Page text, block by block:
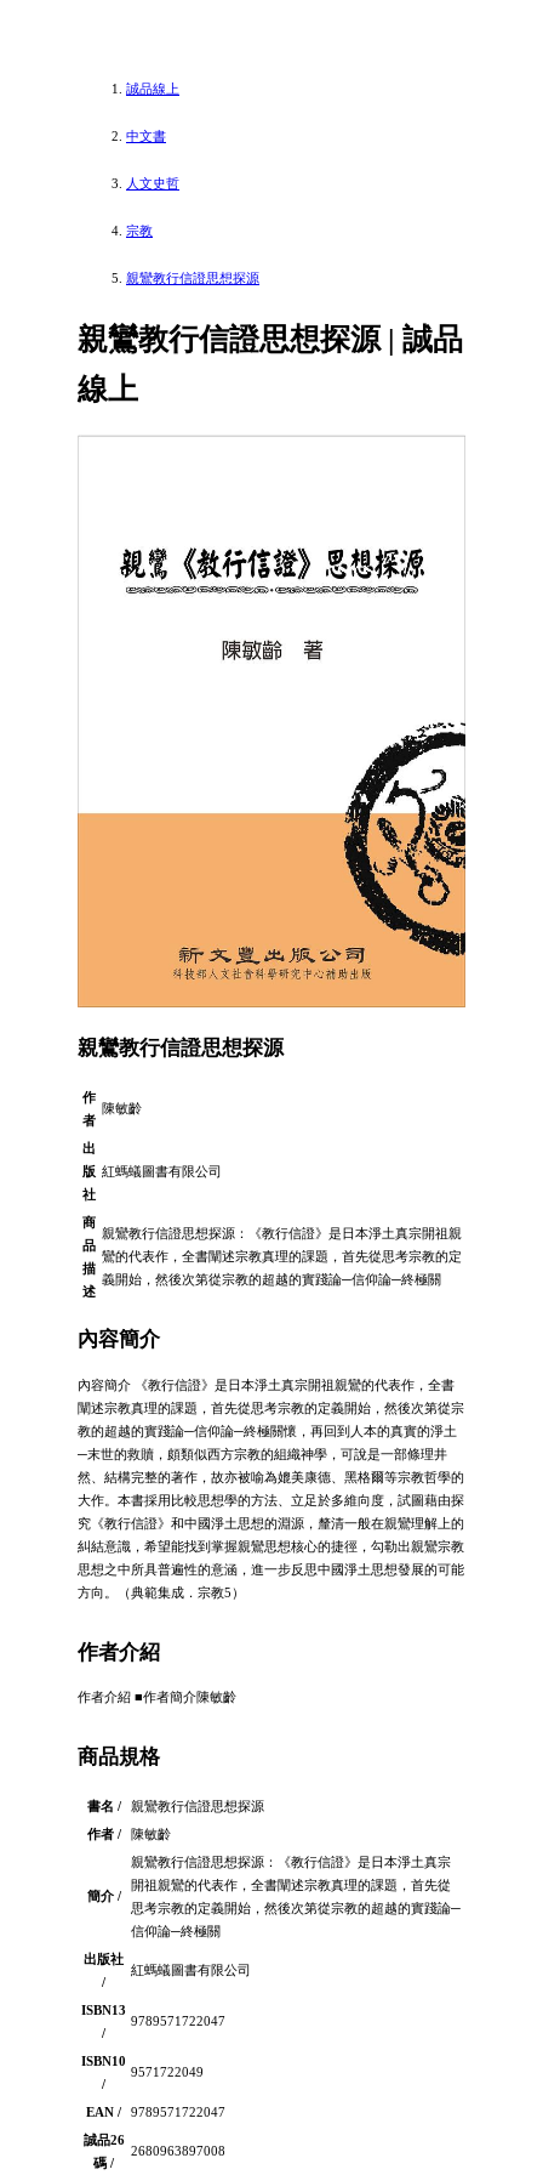
誠品線上
中文書
人文史哲
宗教
親鸞教行信證思想探源
親鸞教行信證思想探源 | 誠品
線上
親鸞教行信證思想探源
作
者
陳敏齡
出
版
社
紅螞蟻圖書有限公司
商
品
描
述
親鸞教行信證思想探源：《教行信證》是日本淨土真宗開祖親
鸞的代表作，全書闡述宗教真理的課題，首先從思考宗教的定
義開始，然後次第從宗教的超越的實踐論─信仰論─終極關
內容簡介
內容簡介 《教行信證》是日本淨土真宗開祖親鸞的代表作，全書
闡述宗教真理的課題，首先從思考宗教的定義開始，然後次第從宗
教的超越的實踐論─信仰論─終極關懷，再回到人本的真實的淨土
─末世的救贖，頗類似西方宗教的組織神學，可說是一部條理井
然、結構完整的著作，故亦被喻為媲美康德、黑格爾等宗教哲學的
大作。本書採用比較思想學的方法、立足於多維向度，試圖藉由探
究《教行信證》和中國淨土思想的淵源，釐清一般在親鸞理解上的
糾結意識，希望能找到掌握親鸞思想核心的捷徑，勾勒出親鸞宗教
思想之中所具普遍性的意涵，進一步反思中國淨土思想發展的可能
方向。（典範集成．宗教5）
作者介紹
作者介紹 ■作者簡介陳敏齡
商品規格
書名 /
親鸞教行信證思想探源
作者 /
陳敏齡
簡介 /
親鸞教行信證思想探源：《教行信證》是日本淨土真宗
開祖親鸞的代表作，全書闡述宗教真理的課題，首先從
思考宗教的定義開始，然後次第從宗教的超越的實踐論─
信仰論─終極關
出版社
/
紅螞蟻圖書有限公司
ISBN13
/
9789571722047
ISBN10
/
9571722049
EAN /
9789571722047
誠品26
碼 /
2680963897008